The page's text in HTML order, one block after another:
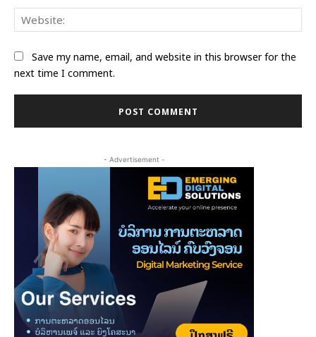
Save my name, email, and website in this browser for the
next time I comment.
- Advertisement -